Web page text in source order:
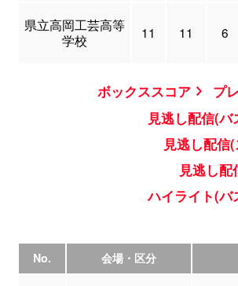
県立高岡工芸高等
学校
11 11 6
ボックススコア
プ
見逃し配信(
見逃し配信
見逃し配
ハイライト(バ
No. 会場・区分